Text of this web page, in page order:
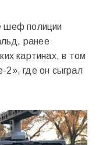
шеф полиции
ранее
картинах, в том
2», где он сыграл